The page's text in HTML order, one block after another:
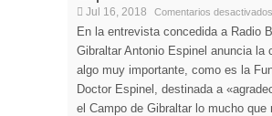
Jul 16, 2018 Comentarios desactivados
En la entrevista concedida a Radio
Gibraltar Antonio Espinel anuncia la
algo muy importante, como es la
Doctor Espinel, destinada a
el Campo de Gibraltar lo mucho que